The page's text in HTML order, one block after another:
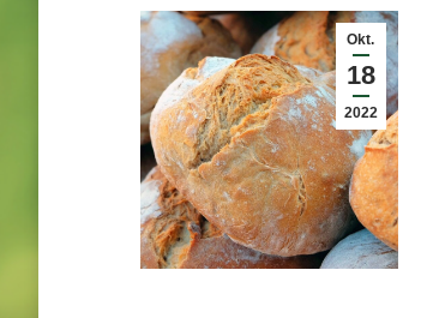
Okt.
18
2022